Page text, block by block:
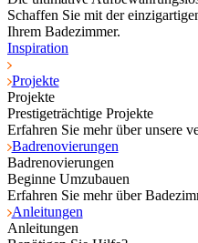
Schaffen Sie mit der
Ihrem Badezimmer.
Inspiration
Projekte
Projekte
Prestigeträchtige Projekte
Erfahren Sie mehr über unsere
Badrenovierungen
Badrenovierungen
Beginne Umzubauen
Erfahren Sie mehr über
Anleitungen
Anleitungen